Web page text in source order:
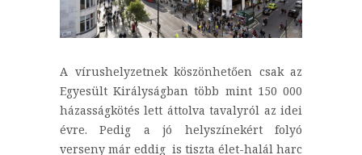
A vírushelyzetnek köszönhetően csak az
Egyesült Királyságban több mint 150 000
házasságkötés lett áttolva tavalyról az idei
évre. Pedig a jó helyszínekért folyó
verseny már eddig is tiszta élet-halál harc